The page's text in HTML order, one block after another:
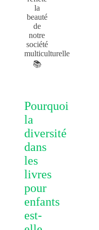
la
beauté
de
notre
société
multiculturelle
📚
Pourquoi
la
diversité
dans
les
livres
pour
enfants
est-